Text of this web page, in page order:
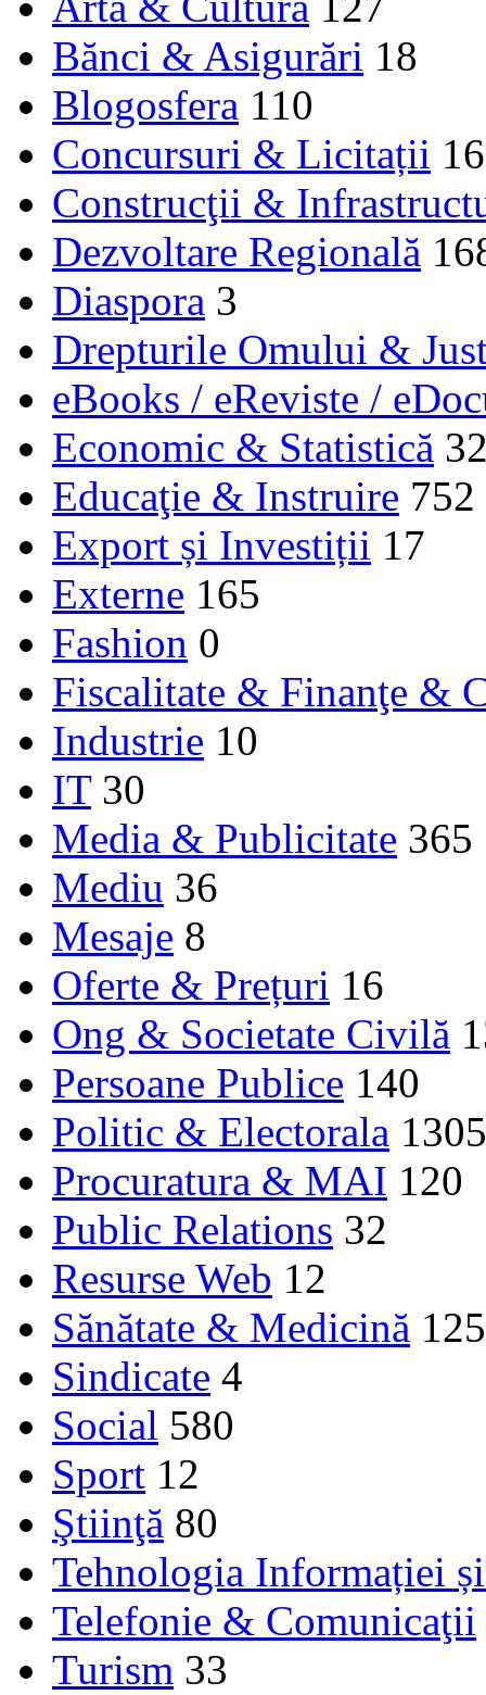
Bănci & Asigurări 18
Blogosfera 110
Concursuri & Licitații 16
Construcţii &
Dezvoltare Regională
Diaspora 3
Drepturile Omului &
eBooks / eReviste /
Economic & Statistică
Educaţie & Instruire 752
Export și Investiții 17
Externe 165
Fashion 0
Fiscalitate & Finanţe &
Industrie 10
IT 30
Media & Publicitate 365
Mediu 36
Mesaje 8
Oferte & Prețuri 16
Ong & Societate Civilă
Persoane Publice 140
Politic & Electorala 1305
Procuratura & MAI 120
Public Relations 32
Resurse Web 12
Sănătate & Medicină 125
Sindicate 4
Social 580
Sport 12
Ştiinţă 80
Tehnologia Informației
Telefonie & Comunicaţii
Turism 33